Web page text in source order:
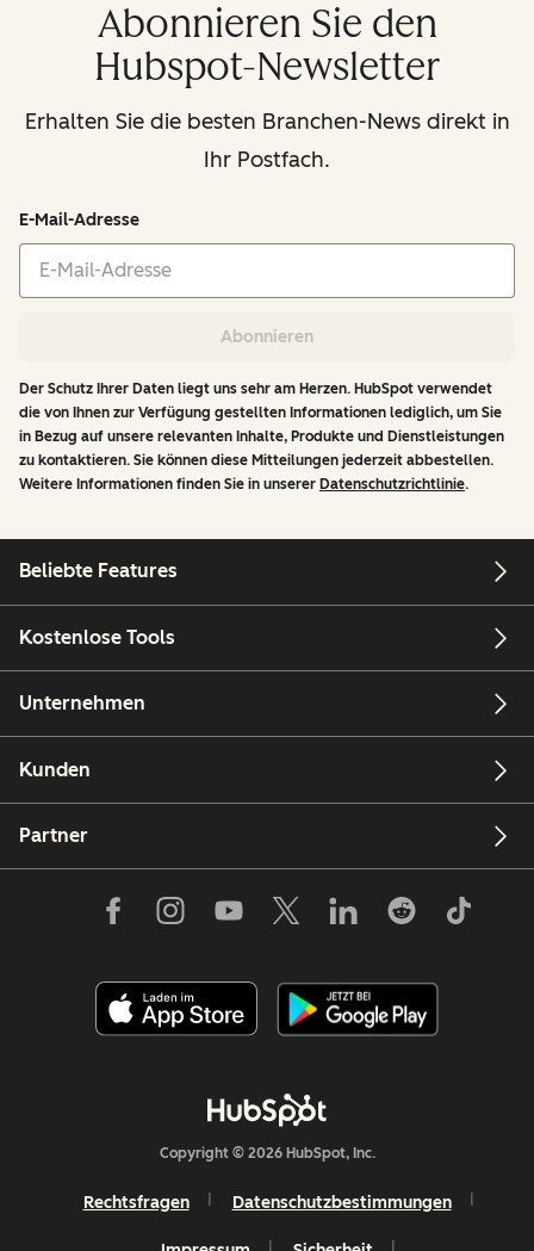
Abonnieren Sie den
Hubspot-Newsletter
Erhalten Sie die besten Branchen-News direkt in
Ihr Postfach.
E-Mail-Adresse
Abonnieren
Der Schutz Ihrer Daten liegt uns sehr am Herzen. HubSpot verwendet
die von Ihnen zur Verfügung gestellten Informationen lediglich, um Sie
in Bezug auf unsere relevanten Inhalte, Produkte und Dienstleistungen
zu kontaktieren. Sie können diese Mitteilungen jederzeit abbestellen.
Weitere Informationen finden Sie in unserer Datenschutzrichtlinie.
Beliebte Features
Kostenlose Tools
Unternehmen
Kunden
Partner
Copyright © 2026 HubSpot, Inc.
Rechtsfragen Datenschutzbestimmungen